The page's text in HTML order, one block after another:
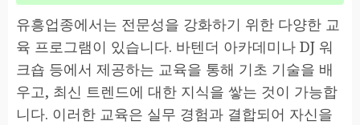
유흥업종에서는 전문성을 강화하기 위한 다양한 교
육 프로그램이 있습니다. 바텐더 아카데미나 DJ 워
크숍 등에서 제공하는 교육을 통해 기초 기술을 배
우고, 최신 트렌드에 대한 지식을 쌓는 것이 가능합
니다. 이러한 교육은 실무 경험과 결합되어 자신을